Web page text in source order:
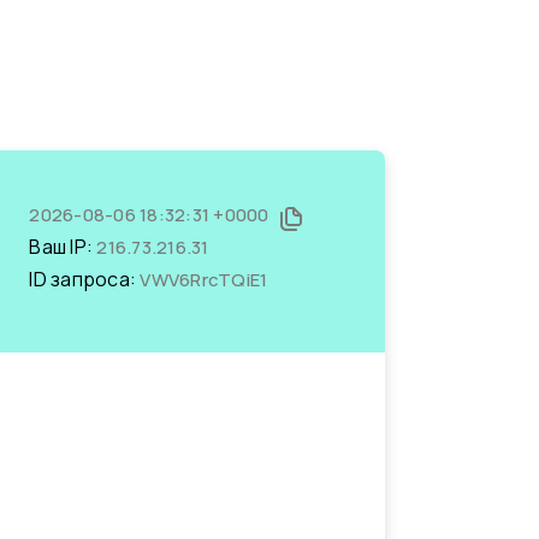
2026-08-06 18:32:31 +0000
Ваш IP:216.73.216.31
ID запроса:VWV6RrcTQiE1